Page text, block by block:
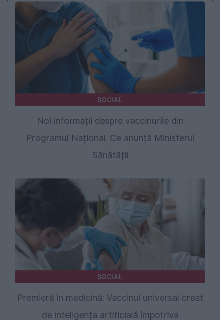
SOCIAL
Noi informații despre vaccinurile din
Programul Național. Ce anunță Ministerul
Sănătății
SOCIAL
Premieră în medicină: Vaccinul universal creat
de inteligența artificială împotriva